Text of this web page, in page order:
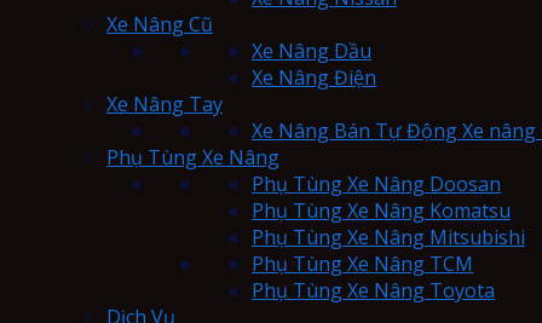
Xe Nâng Cũ
Xe Nâng Dầu
Xe Nâng Điện
Xe Nâng Tay
Xe Nâng Bán Tự Động Xe
Phụ Tùng Xe Nâng
Phụ Tùng Xe Nâng Doosan
Phụ Tùng Xe Nâng Komatsu
Phụ Tùng Xe Nâng Mitsubishi
Phụ Tùng Xe Nâng TCM
Phụ Tùng Xe Nâng Toyota
Dịch Vụ